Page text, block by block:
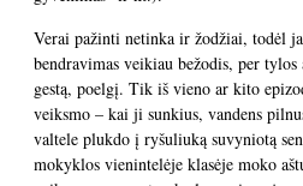
Verai pažinti netinka ir žodžiai, todėl
bendravimas veikiau bežodis, per tylos
gestą, poelgį. Tik iš vieno ar kito
veiksmo – kai ji sunkius, vandens
valtele plukdo į ryšuliuką suvyniotą
mokyklos vienintelėje klasėje moko